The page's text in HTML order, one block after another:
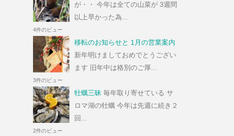
が・・ 今年は全ての山菜が 3週間
以上早かった為...
4件のビュー
移転のお知らせと 1月の営業案内
新年明けましておめでとうござい
ます 旧年中は格別のご厚...
3件のビュー
牡蠣三昧 毎年取り寄せている サ
ロマ湖の牡蠣 今年は先週に続き２
回...
2件のビュー